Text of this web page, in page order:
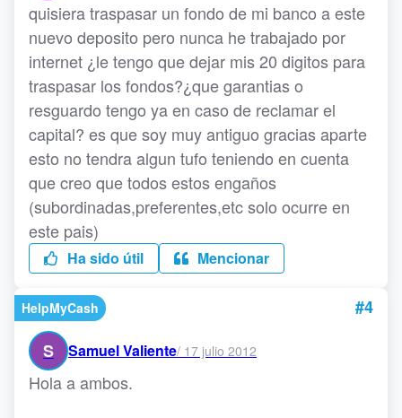
quisiera traspasar un fondo de mi banco a este
nuevo deposito pero nunca he trabajado por
internet ¿le tengo que dejar mis 20 digitos para
traspasar los fondos?¿que garantias o
resguardo tengo ya en caso de reclamar el
capital? es que soy muy antiguo gracias aparte
esto no tendra algun tufo teniendo en cuenta
que creo que todos estos engaños
(subordinadas,preferentes,etc solo ocurre en
este pais)
Ha sido útil Mencionar
HelpMyCash
#4
S
Samuel Valiente/ 17 julio 2012
Hola a ambos.